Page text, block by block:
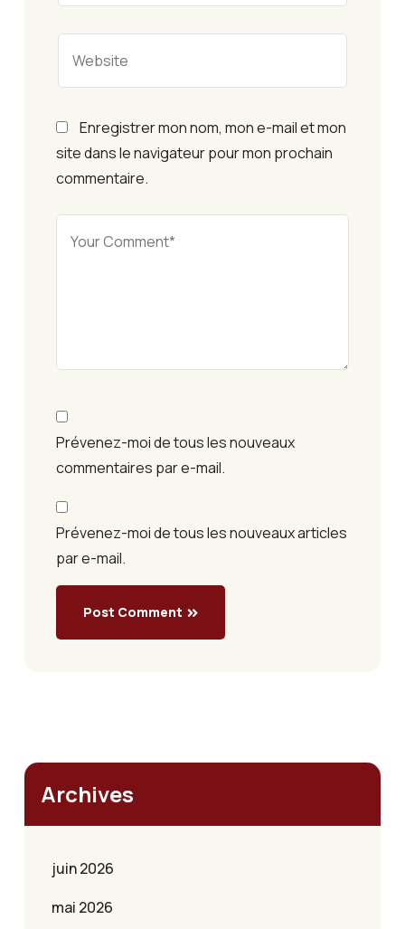
Enregistrer mon nom, mon e-mail et mon
site dans le navigateur pour mon prochain
commentaire.
Prévenez-moi de tous les nouveaux
commentaires par e-mail.
Prévenez-moi de tous les nouveaux articles
par e-mail.
Post Comment
Archives
juin 2026
mai 2026